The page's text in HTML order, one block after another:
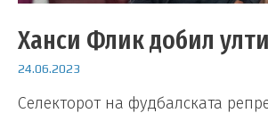
Ханси Флик добил
24.06.2023
Селекторот на фудбалската